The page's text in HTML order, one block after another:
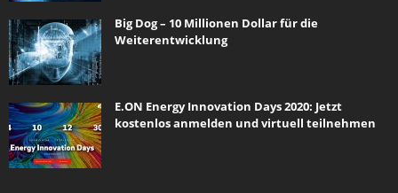
Big Dog – 10 Millionen Dollar für die
Weiterentwicklung
E.ON Energy Innovation Days 2020: Jetzt
kostenlos anmelden und virtuell teilnehmen